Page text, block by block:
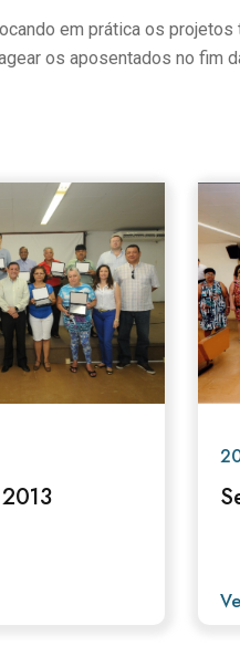
em prática os projetos
os aposentados no fim